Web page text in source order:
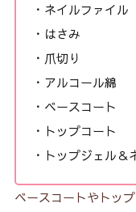
・ネイルファイル
・はさみ
・爪切り
・アルコール綿
・ベースコート
・トップコート
・トップジェル＆
ベースコートやトッ